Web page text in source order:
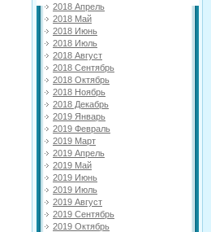
2018 Апрель
2018 Май
2018 Июнь
2018 Июль
2018 Август
2018 Сентябрь
2018 Октябрь
2018 Ноябрь
2018 Декабрь
2019 Январь
2019 Февраль
2019 Март
2019 Апрель
2019 Май
2019 Июнь
2019 Июль
2019 Август
2019 Сентябрь
2019 Октябрь